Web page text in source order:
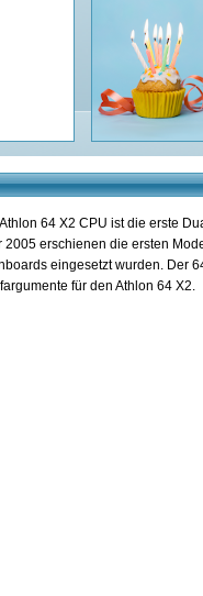
64 X2 CPU ist die erste
2005 erschienen die ersten
eingesetzt wurden. Der
für den Athlon 64 X2.